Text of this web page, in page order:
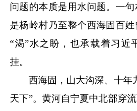
问题的本质是用水问题。一
是杨岭村乃至整个西海固百姓
“渴”水之盼，也承载着习近
挂。
西海固，山大沟深、十年
天下”。黄河自宁夏中北部穿